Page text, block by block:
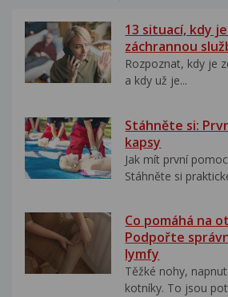
13 situací, kdy
záchrannou
Rozpoznat, kdy je
a kdy už je...
Stáhněte si:
kapsy
Jak mít první
Stáhněte si
Co pomáhá na
Podpořte
lymfy
Těžké nohy,
kotníky. To jsou